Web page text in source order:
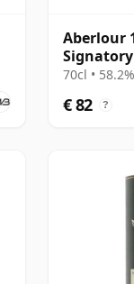
Aberlour
70cl • 58.2%
€ 82 ?